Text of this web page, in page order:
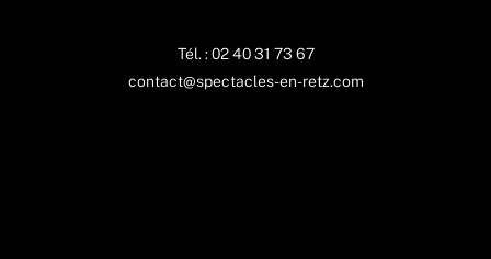
Tél. : 02 40 31 73 67
contact@spectacles-en-retz.com